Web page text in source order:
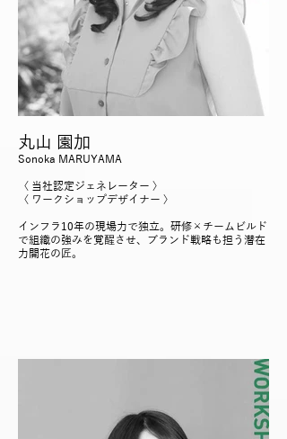
丸山 園加
Sonoka MARUYAMA
〈 当社認定ジェネレーター 〉
〈 ワークショップデザイナー 〉
インフラ10年の現場力で独立。研修×チームビルド
で組織の強みを覚醒させ、ブランド戦略も担う潜在
力開花の匠。